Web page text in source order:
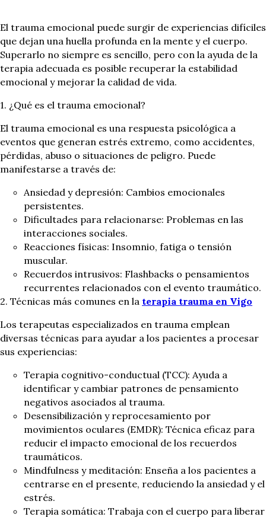
El trauma emocional puede surgir de experiencias difíciles
que dejan una huella profunda en la mente y el cuerpo.
Superarlo no siempre es sencillo, pero con la ayuda de la
terapia adecuada es posible recuperar la estabilidad
emocional y mejorar la calidad de vida.
1. ¿Qué es el trauma emocional?
El trauma emocional es una respuesta psicológica a
eventos que generan estrés extremo, como accidentes,
pérdidas, abuso o situaciones de peligro. Puede
manifestarse a través de:
Ansiedad y depresión: Cambios emocionales
persistentes.
Dificultades para relacionarse: Problemas en las
interacciones sociales.
Reacciones físicas: Insomnio, fatiga o tensión
muscular.
Recuerdos intrusivos: Flashbacks o pensamientos
recurrentes relacionados con el evento traumático.
2. Técnicas más comunes en la terapia trauma en Vigo
Los terapeutas especializados en trauma emplean
diversas técnicas para ayudar a los pacientes a procesar
sus experiencias:
Terapia cognitivo-conductual (TCC): Ayuda a
identificar y cambiar patrones de pensamiento
negativos asociados al trauma.
Desensibilización y reprocesamiento por
movimientos oculares (EMDR): Técnica eficaz para
reducir el impacto emocional de los recuerdos
traumáticos.
Mindfulness y meditación: Enseña a los pacientes a
centrarse en el presente, reduciendo la ansiedad y el
estrés.
Terapia somática: Trabaja con el cuerpo para liberar